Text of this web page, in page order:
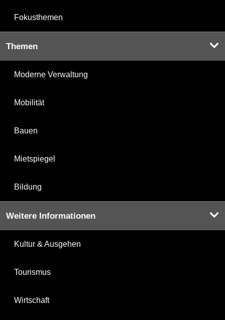
Fokusthemen
Themen
Moderne Verwaltung
Mobilität
Bauen
Mietspiegel
Bildung
Weitere Informationen
Kultur & Ausgehen
Tourismus
Wirtschaft